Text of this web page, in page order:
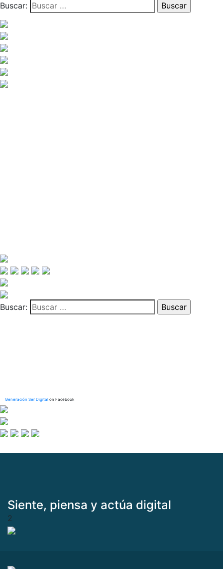
Buscar:
Buscar:
Generación Ser Digital on Facebook
Siente, piensa y actúa digital
2